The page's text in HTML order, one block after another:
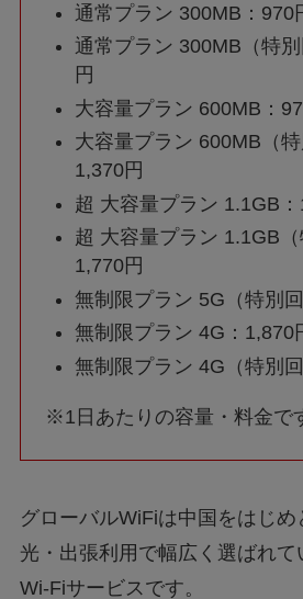
通常プラン 300MB：970
通常プラン 300MB（特
円
大容量プラン 600MB：
大容量プラン 600MB（特
1,370円
超 大容量プラン 1.1GB：
超 大容量プラン 1.1GB（
1,770円
無制限プラン 5G（特別
無制限プラン 4G：1,870
無制限プラン 4G（特別
※1日あたりの容量・料金で
グローバルWiFiは中国をはじ
光・出張利用で幅広く選ばれ
Wi-Fiサービスです。